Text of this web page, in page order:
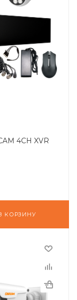
4CH XVR
КОРЗИНУ